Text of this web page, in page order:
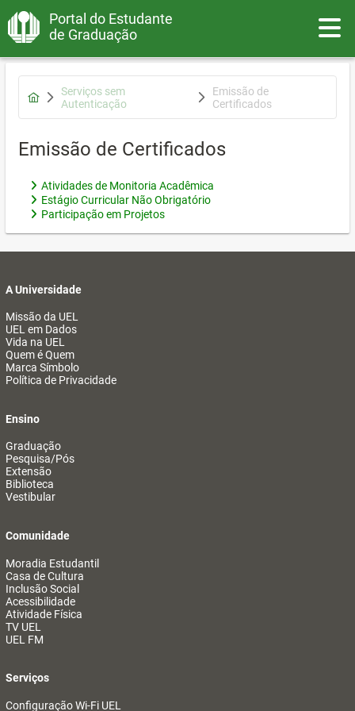
Portal do Estudante
de Graduação
Serviços sem
Autenticação
Emissão de
Certificados
Emissão de Certificados
Atividades de Monitoria Acadêmica
Estágio Curricular Não Obrigatório
Participação em Projetos
A Universidade
Missão da UEL
UEL em Dados
Vida na UEL
Quem é Quem
Marca Símbolo
Política de Privacidade
Ensino
Graduação
Pesquisa/Pós
Extensão
Biblioteca
Vestibular
Comunidade
Moradia Estudantil
Casa de Cultura
Inclusão Social
Acessibilidade
Atividade Física
TV UEL
UEL FM
Serviços
Configuração Wi-Fi UEL